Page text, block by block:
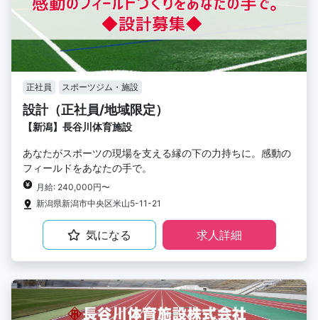
正社員 スポーツジム・施設
設計（正社員/地域限定）
【新潟】長谷川体育施設
あなたがスポーツの現場を支える縁の下の力持ちに。感動の
フィールドをあなたの手で。
月給: 240,000円〜
新潟県新潟市中央区米山5-11-21
気になる 求人詳細